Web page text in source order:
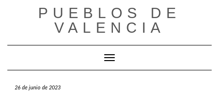
PUEBLOS DE
VALENCIA
Cambiar modo de navegación
26 de junio de 2023